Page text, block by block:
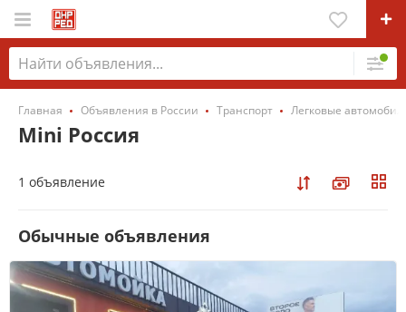
Главная Объявления в России Транспорт Легковые
Mini Россия
1 объявление
Обычные объявления